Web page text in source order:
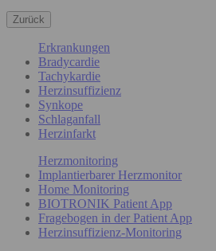
Zurück
Erkrankungen
Bradycardie
Tachykardie
Herzinsuffizienz
Synkope
Schlaganfall
Herzinfarkt
Herzmonitoring
Implantierbarer Herzmonitor
Home Monitoring
BIOTRONIK Patient App
Fragebogen in der Patient App
Herzinsuffizienz-Monitoring